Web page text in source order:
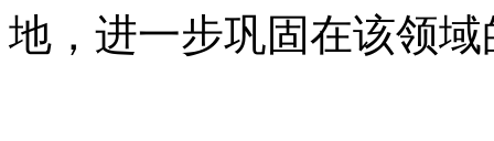
地，进一步巩固在该领